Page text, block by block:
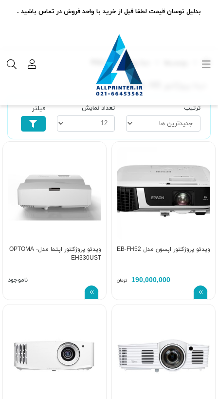
دیتا پروژکتور FULL HD
ترتیب تعداد نمایش فیلتر
ویدئو پروژکتور اپسون مدل EB-FH52
190,000,000 تومان
ویدئو پروژکتور اپتما مدل- OPTOMA
EH330UST
ناموجود
بدلیل نوسان قیمت لطفا قبل از خرید با واحد فروش در تماس باشید .